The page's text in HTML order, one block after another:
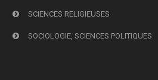
SCIENCES RELIGIEUSES
SOCIOLOGIE, SCIENCES POLITIQUES